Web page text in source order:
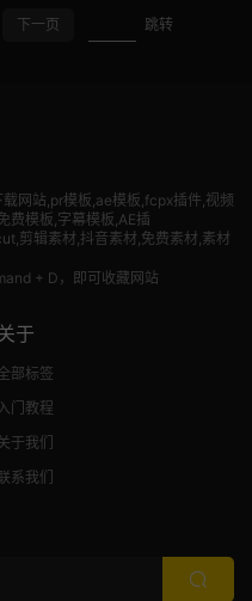
下一页 跳转
网站,pr模板,ae模板,fcpx插件,视频
费模板,字幕模板,AE插
剪辑素材,抖音素材,免费素材,素材
+ D，即可收藏网站
于
部标签
门教程
于我们
系我们